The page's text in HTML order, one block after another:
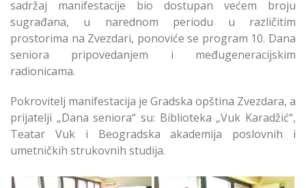
sadržaj manifestacije bio dostupan većem broju
sugrađana, u narednom periodu u različitim
prostorima na Zvezdari, ponoviće se program 10. Dana
seniora pripovedanjem i međugeneracijskim
radionicama.
Pokrovitelj manifestacija je Gradska opština Zvezdara, a
prijatelji „Dana seniora“ su: Biblioteka „Vuk Karadžić“,
Teatar Vuk i Beogradska akademija poslovnih i
umetničkih strukovnih studija.